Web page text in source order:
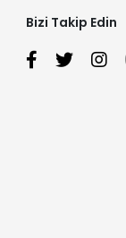
Bizi Takip Edin